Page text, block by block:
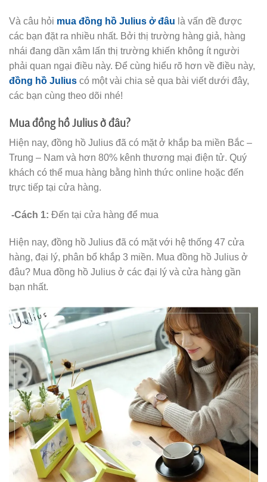
Và câu hỏi mua đồng hồ Julius ở đâu là vấn đề được
các bạn đặt ra nhiều nhất. Bởi thị trường hàng giả, hàng
nhái đang dần xâm lấn thị trường khiến không ít người
phải quan ngại điều này. Để cùng hiểu rõ hơn về điều này,
đồng hồ Julius có một vài chia sẻ qua bài viết dưới đây,
các bạn cùng theo dõi nhé!
Mua đồng hồ Julius ở đâu?
Hiện nay, đồng hồ Julius đã có mặt ở khắp ba miền Bắc –
Trung – Nam và hơn 80% kênh thương mại điện tử. Quý
khách có thể mua hàng bằng hình thức online hoặc đến
trực tiếp tại cửa hàng.
-Cách 1: Đến tại cửa hàng để mua
Hiện nay, đồng hồ Julius đã có mặt với hệ thống 47 cửa
hàng, đại lý, phân bổ khắp 3 miền. Mua đồng hồ Julius ở
đâu? Mua đồng hồ Julius ở các đại lý và cửa hàng gần
bạn nhất.